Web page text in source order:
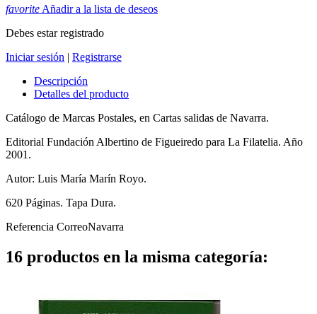
favorite Añadir a la lista de deseos
Debes estar registrado
Iniciar sesión | Registrarse
Descripción
Detalles del producto
Catálogo de Marcas Postales, en Cartas salidas de Navarra.
Editorial Fundación Albertino de Figueiredo para La Filatelia. Año
2001.
Autor: Luis María Marín Royo.
620 Páginas. Tapa Dura.
Referencia CorreoNavarra
16 productos en la misma categoría: